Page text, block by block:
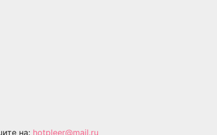
на: hotpleer@mail.ru